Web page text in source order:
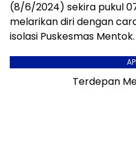
(8/6/2024) sekira pukul
melarikan diri dengan
isolasi Puskesmas Mentok.
Terdepan